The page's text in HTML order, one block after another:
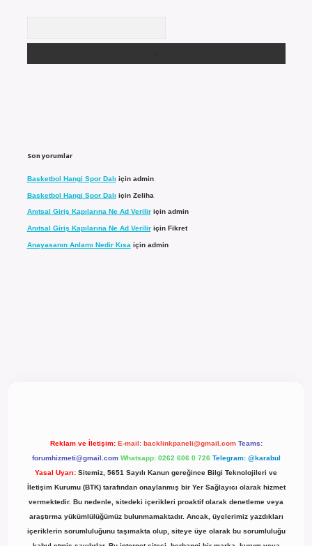
Son yorumlar
Basketbol Hangi Spor Dalı için admin
Basketbol Hangi Spor Dalı için Zeliha
Anıtsal Giriş Kapılarına Ne Ad Veriliriçin admin
Anıtsal Giriş Kapılarına Ne Ad Veriliriçin Fikret
Anayasanın Anlamı Nedir Kısa için admin
Reklam ve İletişim: E-mail: backlinkpaneli@gmail.com Teams:
forumhizmeti@gmail.com Whatsapp: 0262 606 0 726 Telegram: @karabul
Yasal Uyarı: Sitemiz, 5651 Sayılı Kanun gereğince Bilgi Teknolojileri ve
İletişim Kurumu (BTK) tarafından onaylanmış bir Yer Sağlayıcı olarak hizmet
vermektedir. Bu nedenle, sitedeki içerikleri proaktif olarak denetleme veya
araştırma yükümlülüğümüz bulunmamaktadır. Ancak, üyelerimiz yazdıkları
içeriklerin sorumluluğunu taşımakta olup, siteye üye olarak bu sorumluluğu